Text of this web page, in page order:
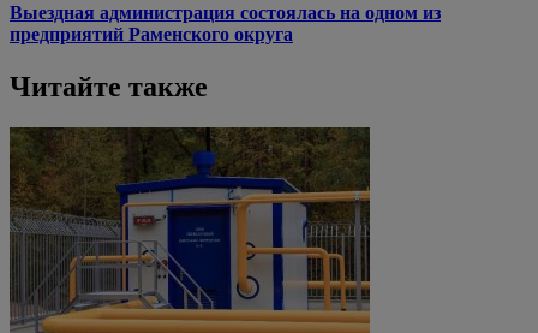
Выездная администрация состоялась на одном из
предприятий Раменского округа
Читайте также